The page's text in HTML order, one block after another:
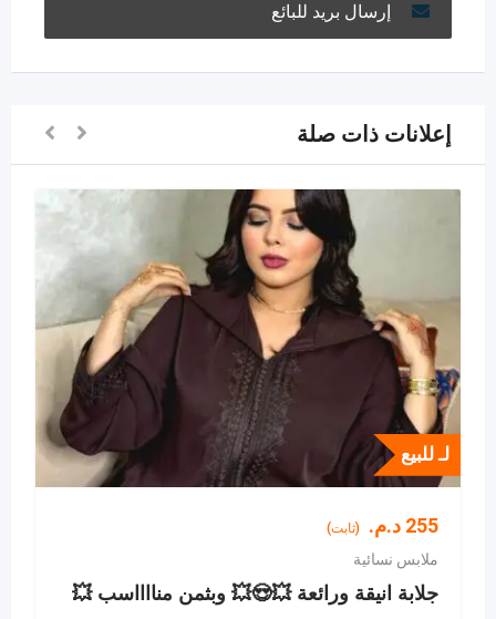
إرسال بريد للبائع
إعلانات ذات صلة
لـ للبيع
255 د.م. (ثابت)
ملابس نسائية
جلابة انيقة ورائعة 💥😍💥 وبثمن منااااسب 💥